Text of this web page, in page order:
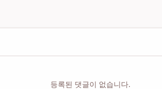
등록된 댓글이 없습니다.